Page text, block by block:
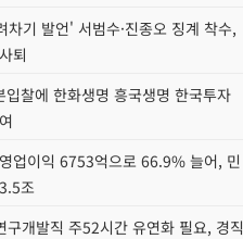
차기 발언' 서범수·진종오 징계 착수,
퇴
입찰에 한화생명 흥국생명 한국투자
업이익 6753억으로 66.9% 늘어, 민
조
구개발직 주52시간 유연화 필요, 경직